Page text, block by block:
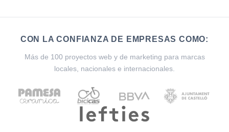
CON LA CONFIANZA DE EMPRESAS COMO:
Más de 100 proyectos web y de marketing para marcas
locales, nacionales e internacionales.